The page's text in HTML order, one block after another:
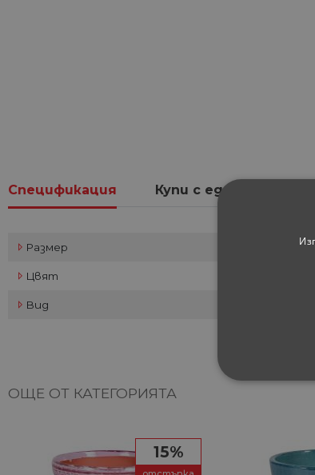
Спецификация Купи с един клик
Размер
Цвят
Вид
ОЩЕ ОТ КАТЕГОРИЯТА
15%